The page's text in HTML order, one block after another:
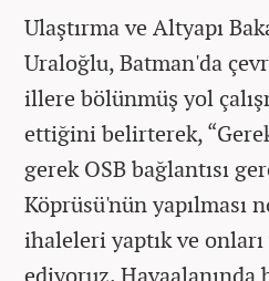
Ulaştırma ve Altyapı
Uraloğlu, Batman'da
illere bölünmüş yol
ettiğini belirterek,
gerek OSB bağlantısı
Köprüsü'nün yapılması
ihaleleri yaptık ve